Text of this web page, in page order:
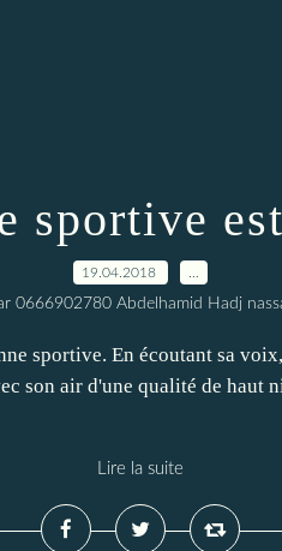
sportive
19.04.2018
0666902780 Abdelhamid Hadj
sportive. En écoutant sa
son air d'une qualité de haut
Lire la suite